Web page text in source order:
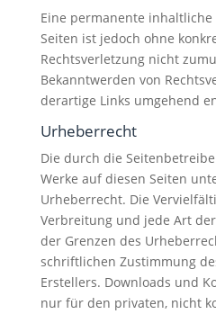
Eine permanente
Seiten ist jedoch ohne
Rechtsverletzung nicht
Bekanntwerden von
derartige Links umgehend
Urheberrecht
Die durch die
Werke auf diesen Seiten
Urheberrecht. Die
Verbreitung und jede Art
der Grenzen des
schriftlichen Zustimmung
Erstellers. Downloads und
nur für den privaten, nicht